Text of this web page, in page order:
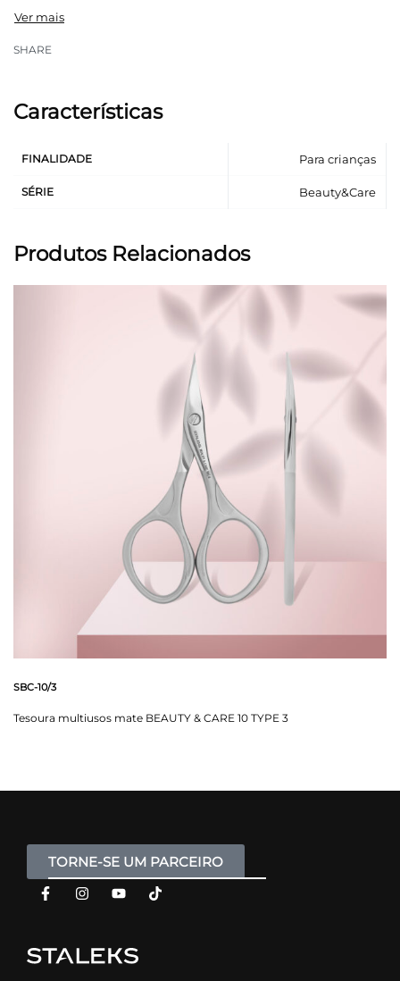
Grandes argolas ergonômicas — confortáveis nas
Cor amarela universal para meninos e meninas.
Tampa protetora para as lâminas incluída.
SHARE
Características
FINALIDADE Para crianças
SÉRIE Beauty&Care
Produtos Relacionados
SBC-10/3
Tesoura multiusos mate BEAUTY & CARE 10 TYPE 3
TORNE-SE UM PARCEIRO